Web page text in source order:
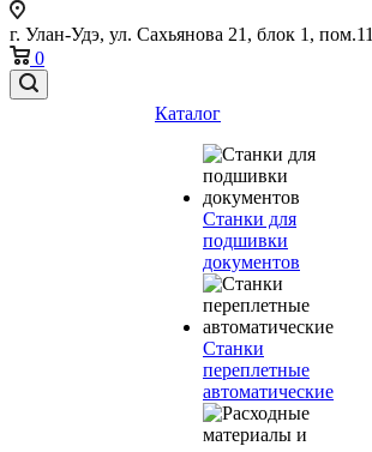
г. Улан-Удэ, ул. Сахьянова 21, блок 1, пом.11
0
Каталог
Станки для
подшивки
документов
Станки
переплетные
автоматические